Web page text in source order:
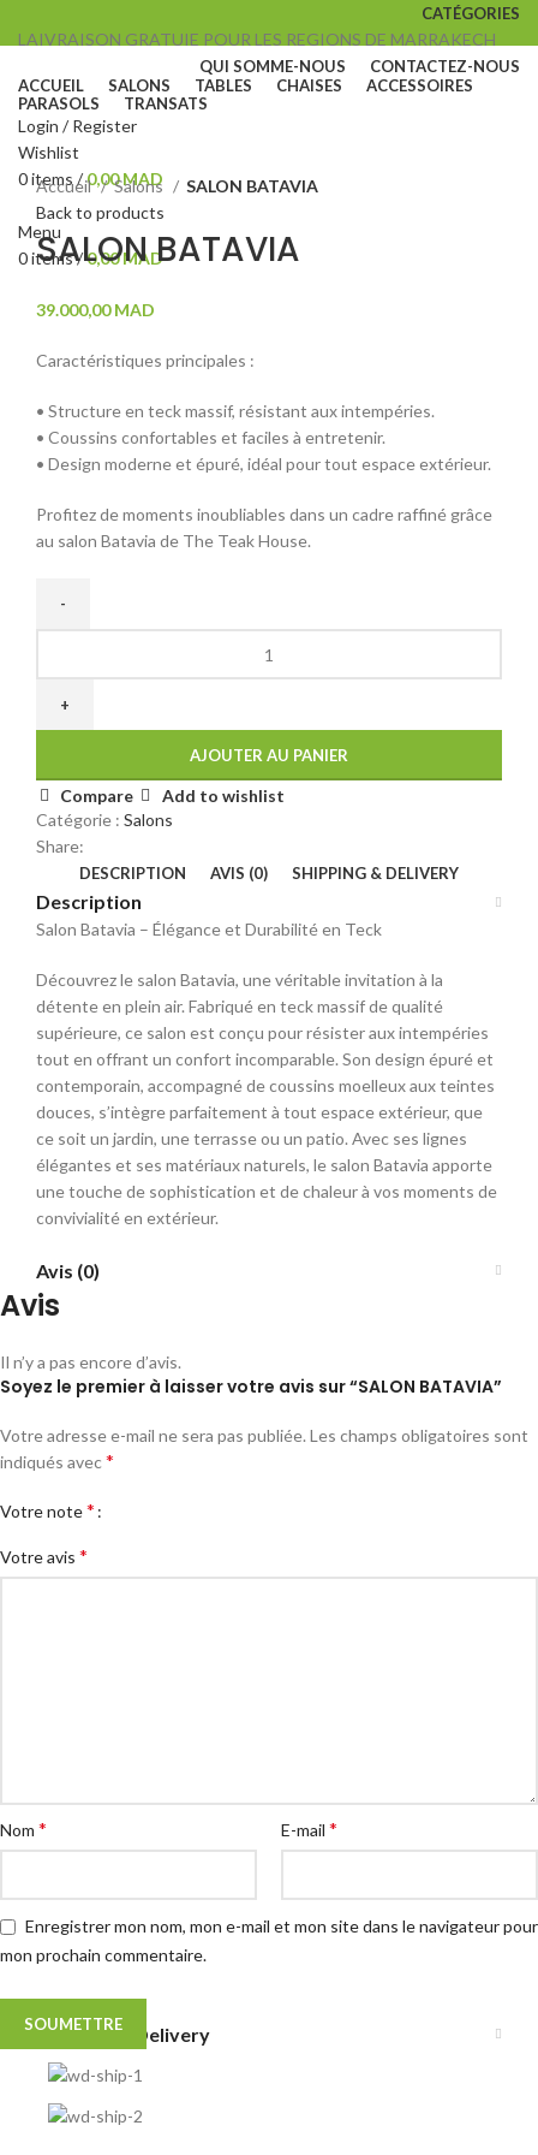
CATÉGORIES
LAIVRAISON GRATUIE POUR LES REGIONS DE MARRAKECH
QUI SOMME-NOUS
CONTACTEZ-NOUS
ACCUEIL
SALONS TABLES CHAISES
ACCESSOIRES
PARASOLS
TRANSATS
Login / Register
Wishlist
0items /0,00MAD
Menu
0items/0,00MAD
Click to enlarge
Accueil
Salons
SALON BATAVIA
Back to products
SALON BATAVIA
39.000,00MAD
Caractéristiques principales :
• Structure en teck massif, résistant aux intempéries.
• Coussins confortables et faciles à entretenir.
• Design moderne et épuré, idéal pour tout espace extérieur.
Profitez de moments inoubliables dans un cadre raffiné grâce
au salon Batavia de The Teak House.
AJOUTER AU PANIER
Compare
Add to wishlist
Catégorie : Salons
Share:
DESCRIPTION AVIS (0) SHIPPING & DELIVERY
Description
Salon Batavia – Élégance et Durabilité en Teck
Découvrez le salon Batavia, une véritable invitation à la
détente en plein air. Fabriqué en teck massif de qualité
supérieure, ce salon est conçu pour résister aux intempéries
tout en offrant un confort incomparable. Son design épuré et
contemporain, accompagné de coussins moelleux aux teintes
douces, s’intègre parfaitement à tout espace extérieur, que
ce soit un jardin, une terrasse ou un patio. Avec ses lignes
élégantes et ses matériaux naturels, le salon Batavia apporte
une touche de sophistication et de chaleur à vos moments de
convivialité en extérieur.
Avis (0)
Avis
Il n’y a pas encore d’avis.
Soyez le premier à laisser votre avis sur “SALON BATAVIA”
Votre adresse e-mail ne sera pas publiée.Les champs obligatoires sont
indiqués avec*
Votre note*
Votre avis *
Nom * E-mail *
Enregistrer mon nom, mon e-mail et mon site dans le navigateur pour
mon prochain commentaire.
Shipping & Delivery